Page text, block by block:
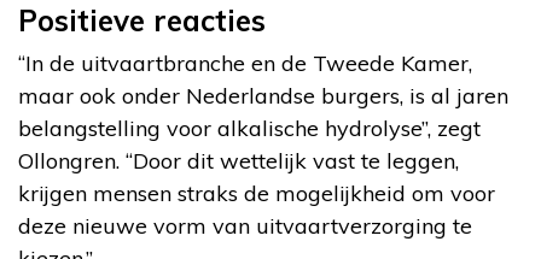
Positieve reacties
“In de uitvaartbranche en de Tweede Kamer,
maar ook onder Nederlandse burgers, is al jaren
belangstelling voor alkalische hydrolyse”, zegt
Ollongren. “Door dit wettelijk vast te leggen,
krijgen mensen straks de mogelijkheid om voor
deze nieuwe vorm van uitvaartverzorging te